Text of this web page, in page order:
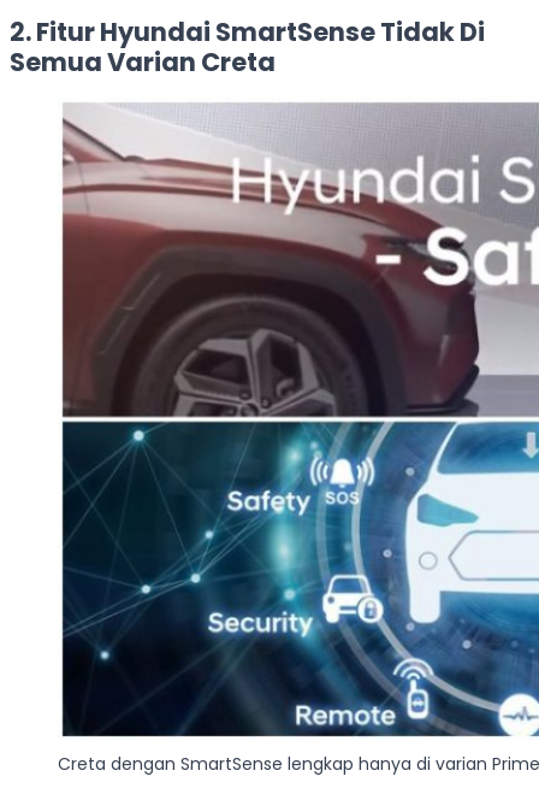
2. Fitur Hyundai SmartSense Tidak Di
Semua Varian Creta
Creta dengan SmartSense lengkap hanya di varian Prime